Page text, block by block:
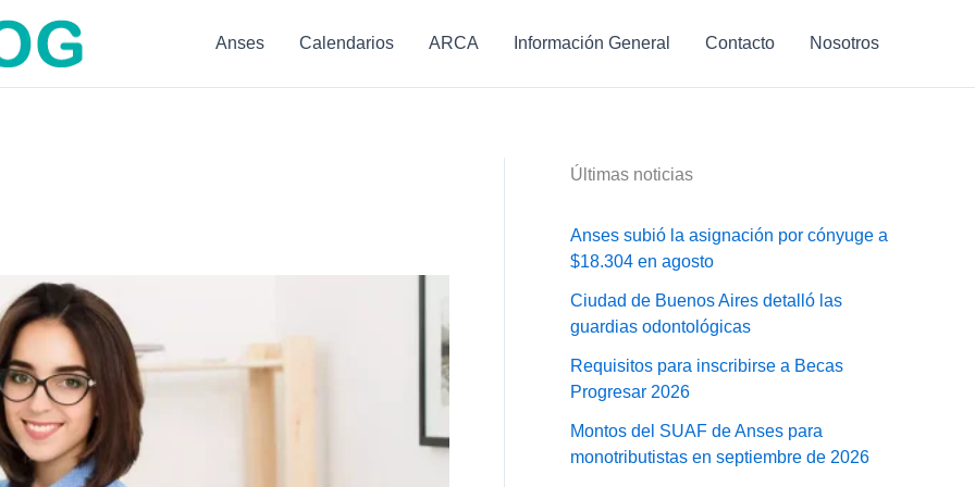
Anses Calendarios ARCA Información General Contacto Nosotros
Últimas noticias
Anses subió la asignación por cónyuge a
$18.304 en agosto
Ciudad de Buenos Aires detalló las
guardias odontológicas
Requisitos para inscribirse a Becas
Progresar 2026
Montos del SUAF de Anses para
monotributistas en septiembre de 2026